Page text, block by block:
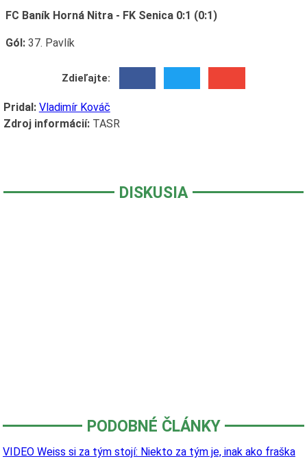
FC Baník Horná Nitra - FK Senica 0:1 (0:1)
Gól:37. Pavlík
Zdieľajte:
Pridal: Vladimír Kováč
Zdroj informácií:TASR
DISKUSIA
PODOBNÉ ČLÁNKY
VIDEO Weiss si za tým stojí: Niekto za tým je, inak ako fraška